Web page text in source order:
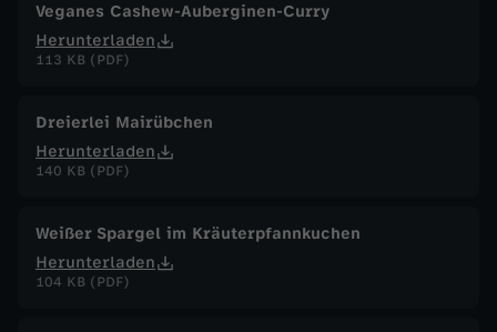
Veganes Cashew-Auberginen-Curry
Herunterladen
113 KB (PDF)
Dreierlei Mairübchen
Herunterladen
140 KB (PDF)
Weißer Spargel im Kräuterpfannkuchen
Herunterladen
104 KB (PDF)